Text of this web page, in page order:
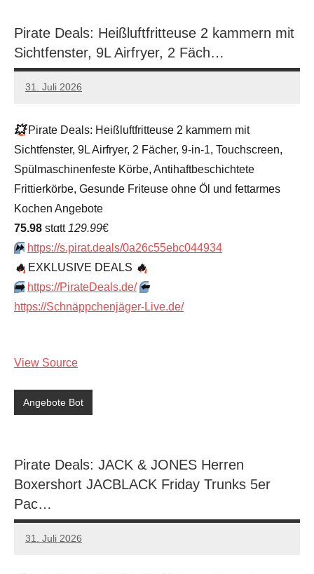
Pirate Deals: Heißluftfritteuse 2 kammern mit
Sichtfenster, 9L Airfryer, 2 Fäch…
31. Juli 2026
admin
Keine
💥Pirate Deals: Heißluftfritteuse 2 kammern mit
Sichtfenster, 9L Airfryer, 2 Fächer, 9-in-1, Touchscreen,
Spülmaschinenfeste Körbe, Antihaftbeschichtete
Frittierkörbe, Gesunde Friteuse ohne Öl und fettarmes
Kochen Angebote
75.98 stαtt 129.99€
⏩️ https://s.pirat.deals/0a26c55ebc044934
🔥 EXKLUSIVE DEALS 🔥
➡️ https://PirateDeals.de/ ⬅️
https://Schnäppchenjäger-Live.de/
View Source
Angebote Bot
Pirate Deals: JACK & JONES Herren
Boxershort JACBLACK Friday Trunks 5er
Pac…
31. Juli 2026
admin
Keine